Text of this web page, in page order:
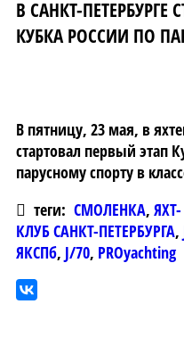
В САНКТ-ПЕТЕРБУРГЕ
КУБКА РОССИИ ПО
В пятницу, 23 мая, в
стартовал первый этап
парусному спорту в
теги: СМОЛЕНКА, ЯХТ-
КЛУБ САНКТ-ПЕТЕРБУРГА,
ЯКСПб, J/70, PROyachting